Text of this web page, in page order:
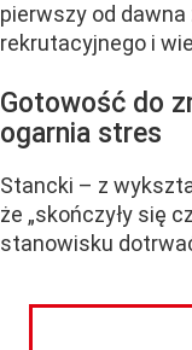
pierwszy od dawna
rekrutacyjnego i
Gotowość do
ogarnia stres
Stancki – z
że „skończyły się
stanowisku